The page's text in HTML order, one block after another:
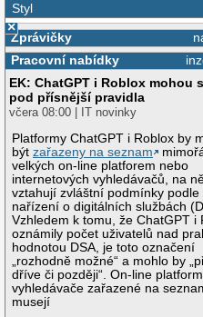
Styl
×
Zprávičky
Pracovní nabídky
EK: ChatGPT i Roblox mohou
pod přísnější pravidla
včera 08:00 | IT novinky
Platformy ChatGPT i Roblox by
býtzařazeny na seznam
velkých on-line platforem nebo
internetových vyhledávačů, na
vztahují zvláštní podmínky podle
nařízení o digitálních službách
Vzhledem k tomu, že ChatGPT i
oznámily počet uživatelů nad
hodnotou DSA, je toto označení
„rozhodně možné“ a mohlo by
dříve či později“. On-line
vyhledávače zařazené na
musejí